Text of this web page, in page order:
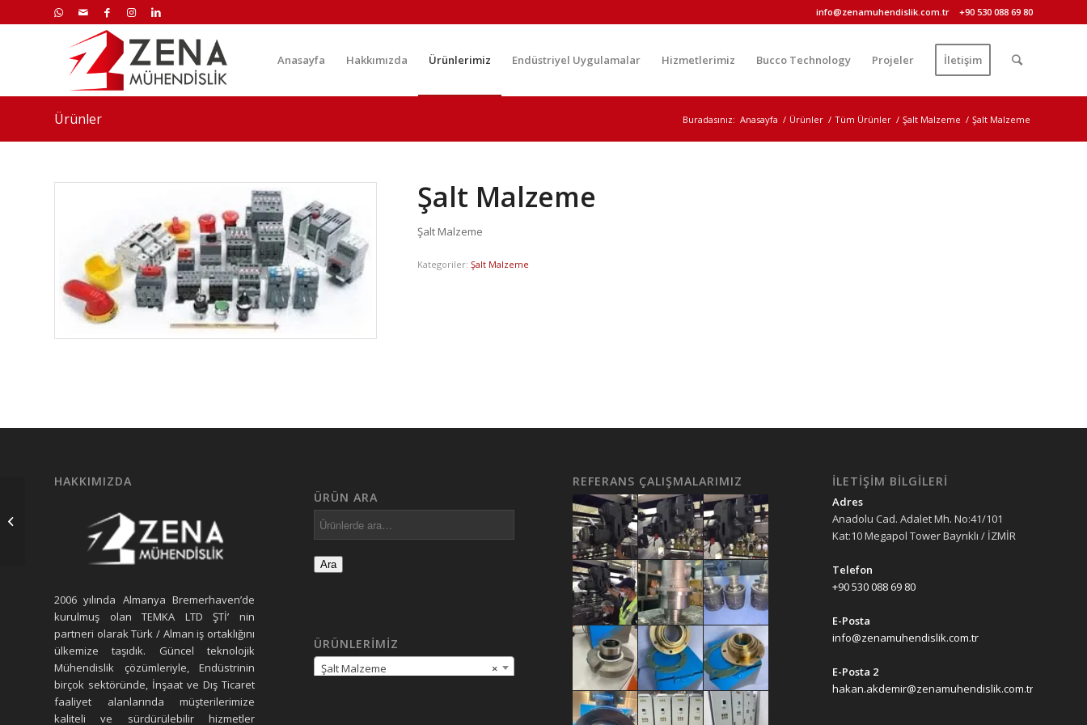
info@zenamuhendislik.com.tr +90 530 088 69 80
Anasayfa Hakkımızda Ürünlerimiz Endüstriyel Uygulamalar Hizmetlerimiz Bucco Technology Projeler İletişim
Ürünler Buradasınız: Anasayfa / Ürünler / Tüm Ürünler / Şalt Malzeme / Şalt Malzeme
Şalt Malzeme
Şalt Malzeme
Kategoriler:Şalt Malzeme
HAKKIMIZDA
2006 yılında Almanya Bremerhaven’de
kurulmuş olan TEMKA LTD ŞTİ’ nin
partneri olarak Türk / Alman iş ortaklığını
ülkemize taşıdık. Güncel teknolojik
Mühendislik çözümleriyle, Endüstrinin
birçok sektöründe, İnşaat ve Dış Ticaret
faaliyet alanlarında müşterilerimize
kaliteli ve sürdürülebilir hizmetler
ÜRÜN ARA
Ara
ÜRÜNLERIMIZ
×
Şalt Malzeme
REFERANS ÇALIŞMALARIMIZ İLETIŞIM BILGILERI
Adres
Anadolu Cad. Adalet Mh. No:41/101
Kat:10 Megapol Tower Bayrıklı / İZMİR
Telefon
+90 530 088 69 80
E-Posta
info@zenamuhendislik.com.tr
E-Posta 2
hakan.akdemir@zenamuhendislik.com.tr